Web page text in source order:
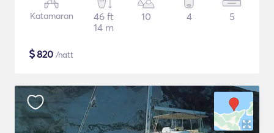
Katamaran
46 ft
14 m
10 4 5
$820 /natt